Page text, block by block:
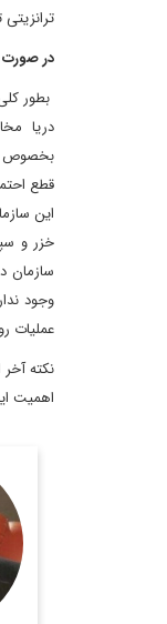
در صورت
بطور
دریا
بخصوص
قطع
این
خزر و
سازمان
وجود
عملیات
نکته
اهمیت